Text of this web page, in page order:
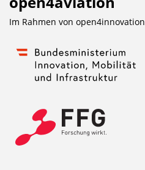
Im Rahmen von open4innovation